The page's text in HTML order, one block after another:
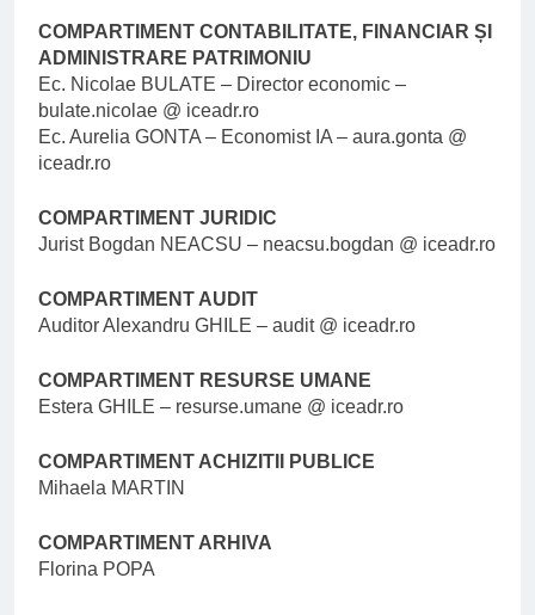
COMPARTIMENT CONTABILITATE, FINANCIAR ȘI
ADMINISTRARE PATRIMONIU
Ec. Nicolae BULATE – Director economic –
bulate.nicolae @ iceadr.ro
Ec. Aurelia GONTA – Economist IA – aura.gonta @
iceadr.ro
COMPARTIMENT JURIDIC
Jurist Bogdan NEACSU – neacsu.bogdan @ iceadr.ro
COMPARTIMENT AUDIT
Auditor Alexandru GHILE – audit @ iceadr.ro
COMPARTIMENT RESURSE UMANE
Estera GHILE – resurse.umane @ iceadr.ro
COMPARTIMENT ACHIZITII PUBLICE
Mihaela MARTIN
COMPARTIMENT ARHIVA
Florina POPA